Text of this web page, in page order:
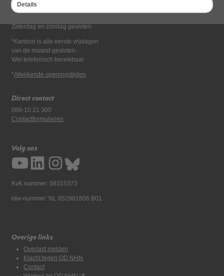
Details
van 08:00 tot 16:30
Zaterdag en zondag gesloten
*Kantoor is alle eerste vrijdagen
van de maand gesloten.
Wel telefonisch bereikbaar.
*Afwijkende openingstijden
Direct contact
088-10 21 300
Contactformulieren
Volg ons
KvK nummer: 58315373
btw-nummer: NL 852981806 B01
Overige links
Overlast melden
Klacht tegen OD NHN
Contact